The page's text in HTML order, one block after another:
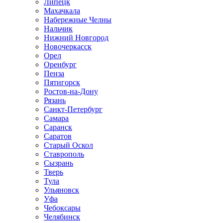
Липецк
Махачкала
Набережные Челны
Нальчик
Нижний Новгород
Новочеркасск
Орел
Оренбург
Пенза
Пятигорск
Ростов-на-Дону
Рязань
Санкт-Петербург
Самара
Саранск
Саратов
Старый Оскол
Ставрополь
Сызрань
Тверь
Тула
Ульяновск
Уфа
Чебоксары
Челябинск